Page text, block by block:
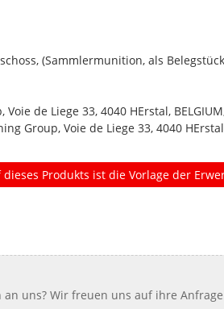
(Sammlermunition, als
de Liege 33, 4040 HErstal,
Group, Voie de Liege 33, 4040
dieses Produkts ist die Vorlage der
an uns? Wir freuen uns auf ihre